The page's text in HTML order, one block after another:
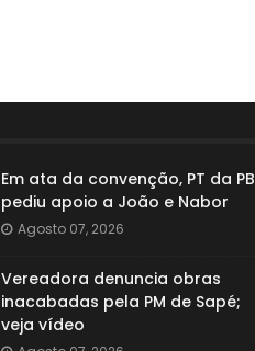
Em ata da convenção, PT da PB
pediu apoio a João e Nabor
Agosto 07, 2026
Vereadora denuncia obras
inacabadas pela PM de Sapé;
veja vídeo